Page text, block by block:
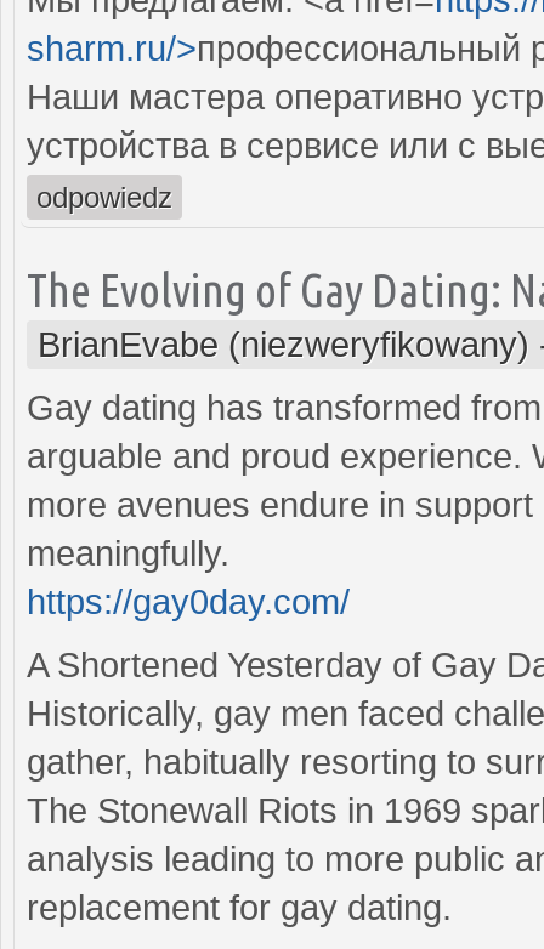
sharm.ru/>профессиональный
Наши мастера оперативно
устройства в сервисе или с
odpowiedz
The Evolving of Gay Dating:
BrianEvabe (niezweryfikowany)
Gay dating has transformed
arguable and proud experience.
more avenues endure in
meaningfully.
https://gay0day.com/
A Shortened Yesterday of Gay
Historically, gay men faced
gather, habitually resorting to
The Stonewall Riots in 1969
analysis leading to more public
replacement for gay dating.